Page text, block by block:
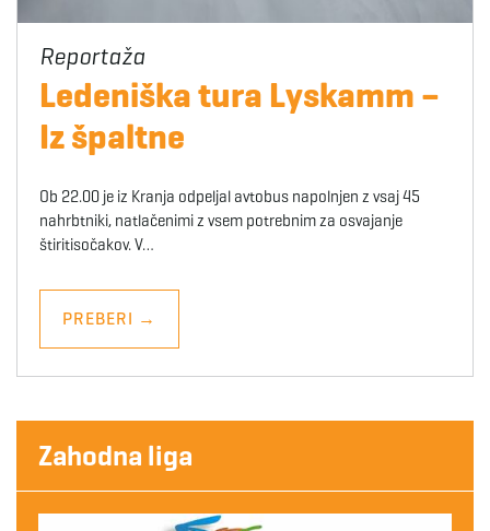
Ledeniška tura Lyskamm –
Iz špaltne
Ob 22.00 je iz Kranja odpeljal avtobus napolnjen z vsaj 45
nahrbtniki, natlačenimi z vsem potrebnim za osvajanje
štiritisočakov. V…
PREBERI →
Zahodna liga